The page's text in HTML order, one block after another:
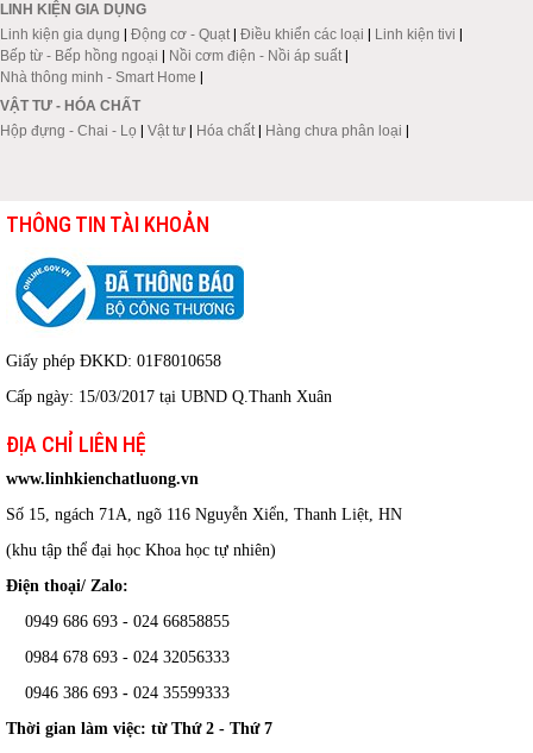
LINH KIỆN GIA DỤNG
Linh kiện gia dụng | Động cơ - Quạt | Điều khiển các loại | Linh kiện tivi |
Bếp từ - Bếp hồng ngoại | Nồi cơm điện - Nồi áp suất |
Nhà thông minh - Smart Home |
VẬT TƯ - HÓA CHẤT
Hộp đựng - Chai - Lọ | Vật tư | Hóa chất | Hàng chưa phân loại |
THÔNG TIN TÀI KHOẢN
Giấy phép ĐKKD: 01F8010658
Cấp ngày: 15/03/2017 tại UBND Q.Thanh Xuân
ĐỊA CHỈ LIÊN HỆ
www.linhkienchatluong.vn
Số 15, ngách 71A, ngõ 116 Nguyễn Xiển, Thanh Liệt, HN
(khu tập thể đại học Khoa học tự nhiên)
Điện thoại/ Zalo:
0949 686 693 - 024 66858855
0984 678 693 - 024 32056333
0946 386 693 - 024 35599333
Thời gian làm việc: từ Thứ 2 - Thứ 7